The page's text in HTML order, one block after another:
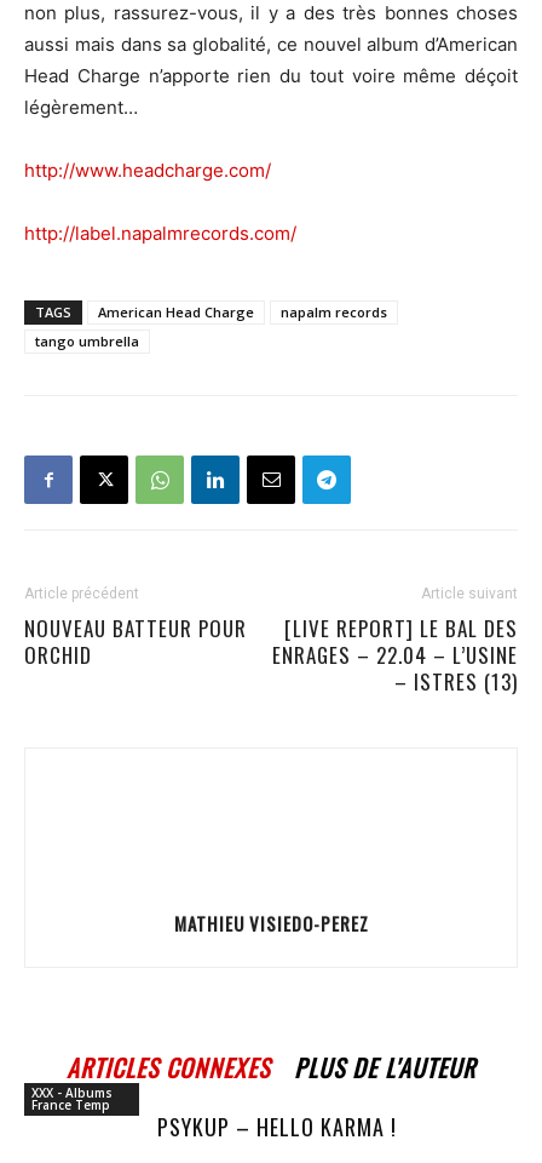
non plus, rassurez-vous, il y a des très bonnes choses
aussi mais dans sa globalité, ce nouvel album d’American
Head Charge n’apporte rien du tout voire même déçoit
légèrement…
http://www.headcharge.com/
http://label.napalmrecords.com/
TAGS American Head Charge
napalm records
tango umbrella
Article précédent
NOUVEAU BATTEUR POUR
ORCHID
Article suivant
[LIVE REPORT] LE BAL DES
ENRAGES – 22.04 – L’USINE
– ISTRES (13)
MATHIEU VISIEDO-PEREZ
ARTICLES CONNEXES PLUS DE L'AUTEUR
XXX - Albums
France Temp
PSYKUP – HELLO KARMA !